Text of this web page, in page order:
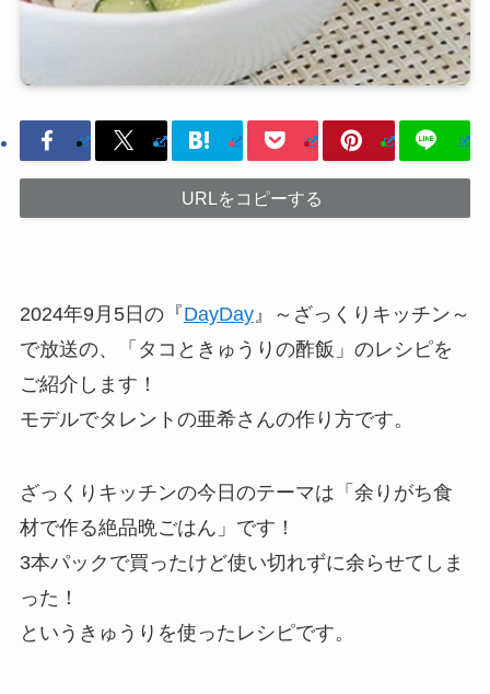
URLをコピーする
2024年9月5日の『DayDay』～ざっくりキッチン～
で放送の、「タコときゅうりの酢飯」のレシピを
ご紹介します！
モデルでタレントの亜希さんの作り方です。
ざっくりキッチンの今日のテーマは「余りがち食
材で作る絶品晩ごはん」です！
3本パックで買ったけど使い切れずに余らせてしま
った！
というきゅうりを使ったレシピです。